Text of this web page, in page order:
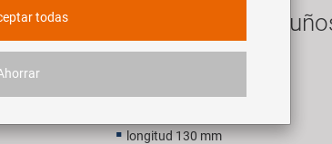
VELO Duracork
longitud 130 mm
todas